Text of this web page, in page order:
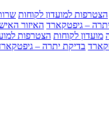
הצטרפות למועדון לקוחות
– גיפטקארד האיזור
מועדון לקוחות הצטרפות
בדיקת יתרה –